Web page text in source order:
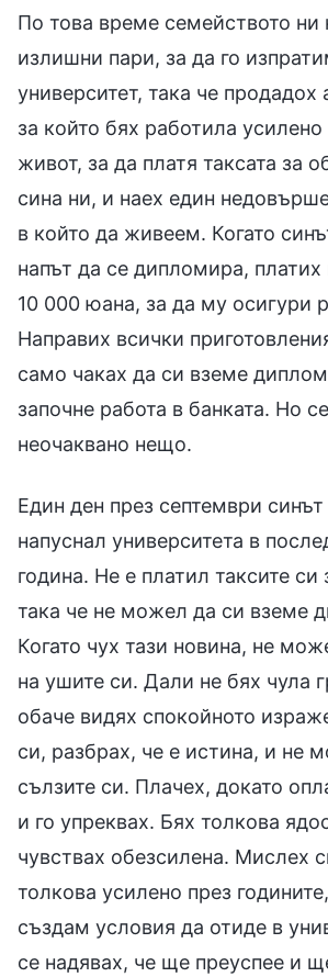
По това време семейството
излишни пари, за да го
университет, така че продадох
за който бях работила
живот, за да платя таксата за
сина ни, и наех един
в който да живеем. Когато
напът да се дипломира, платих
10 000 юана, за да му осигури
Направих всички
само чаках да си вземе
започне работа в банката. Но
неочаквано нещо.
Един ден през септември
напуснал университета в
година. Не е платил таксите си
така че не можел да си вземе
Когато чух тази новина, не
на ушите си. Дали не бях чула
обаче видях спокойното
си, разбрах, че е истина, и не
сълзите си. Плачех, докато
и го упреквах. Бях толкова
чувствах обезсилена. Мислех
толкова усилено през
създам условия да отиде в
се надявах, че ще преуспее и